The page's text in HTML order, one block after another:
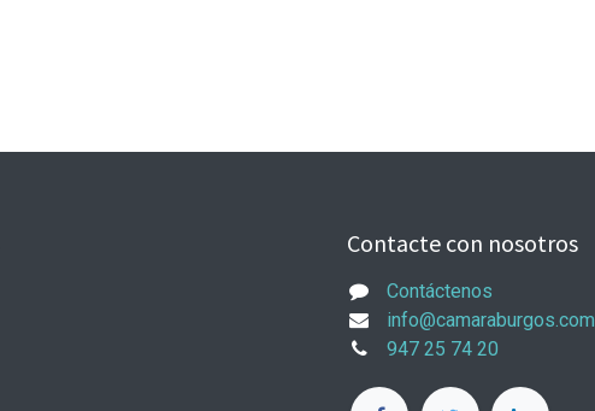
Contacte con nosotros
Contáctenos
info@camaraburgos.com
947 25 74 20